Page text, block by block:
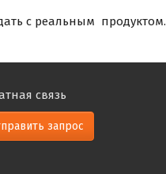
с реальным продуктом.
связь
запрос